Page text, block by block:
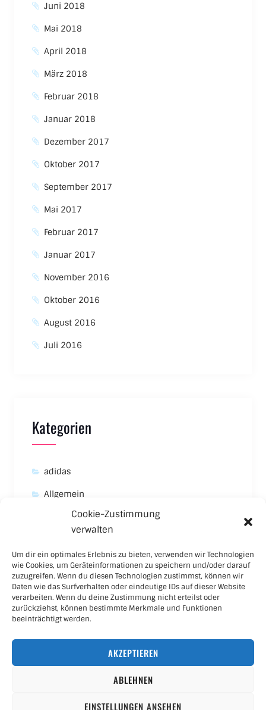
Cookie-Zustimmung
verwalten
Um dir ein optimales Erlebnis zu bieten, verwenden wir Technologien
wie Cookies, um Geräteinformationen zu speichern und/oder darauf
zuzugreifen. Wenn du diesen Technologien zustimmst, können wir
Daten wie das Surfverhalten oder eindeutige IDs auf dieser Website
verarbeiten. Wenn du deine Zustimmung nicht erteilst oder
zurückziehst, können bestimmte Merkmale und Funktionen
beeinträchtigt werden.
AKZEPTIEREN
ABLEHNEN
EINSTELLUNGEN ANSEHEN
Juni 2018
Mai 2018
April 2018
März 2018
Februar 2018
Januar 2018
Dezember 2017
Oktober 2017
September 2017
Mai 2017
Februar 2017
Januar 2017
November 2016
Oktober 2016
August 2016
Juli 2016
Kategorien
adidas
Allgemein
New Balance
Nike
Puma